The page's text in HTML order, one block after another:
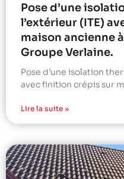
Pose d’une
l’extérieur (ITE)
maison ancienne
Groupe Verlaine.
Pose d’une isolation
avec finition crépis sur
Lire la suite »